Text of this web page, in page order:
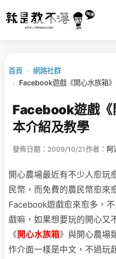
首頁 › 網路社群
› Facebook遊戲《開心水族箱
Facebook遊戲《
本介紹及教學
發佈日期：2009/10/21作者： 阿
開心農場最近有不少人愈玩
民幣，而免費的農民幣愈來
Facebook遊戲愈來愈多，
戲嘛，如果想要玩的開心又
《 開心水族箱》與開心農場
作介面一樣是中文，不過玩